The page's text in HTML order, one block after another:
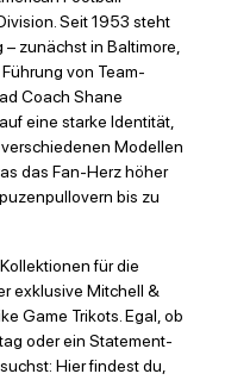
Seit 1953 steht
– zunächst in Baltimore,
von Team-
Coach Shane
eine starke Identität,
Modellen
das Fan-Herz höher
bis zu
für die
exklusive Mitchell &
Game Trikots. Egal, ob
oder ein Statement-
Hier findest du,